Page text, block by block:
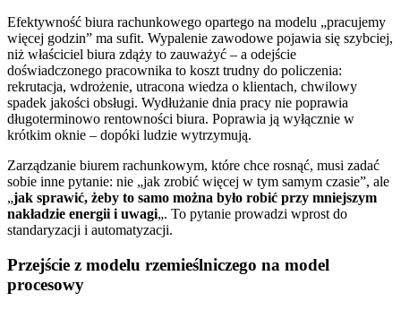
Efektywność biura rachunkowego opartego na modelu „pracujemy
więcej godzin” ma sufit. Wypalenie zawodowe pojawia się szybciej,
niż właściciel biura zdąży to zauważyć – a odejście
doświadczonego pracownika to koszt trudny do policzenia:
rekrutacja, wdrożenie, utracona wiedza o klientach, chwilowy
spadek jakości obsługi. Wydłużanie dnia pracy nie poprawia
długoterminowo rentowności biura. Poprawia ją wyłącznie w
krótkim oknie – dopóki ludzie wytrzymują.
Zarządzanie biurem rachunkowym, które chce rosnąć, musi zadać
sobie inne pytanie: nie „jak zrobić więcej w tym samym czasie”, ale
„jak sprawić, żeby to samo można było robić przy mniejszym
nakładzie energii i uwagi„. To pytanie prowadzi wprost do
standaryzacji i automatyzacji.
Przejście z modelu rzemieślniczego na model
procesowy